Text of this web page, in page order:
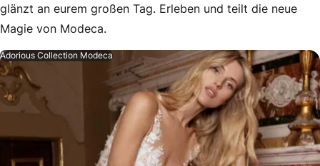
glänzt an eurem großen Tag. Erleben und teilt die neue
Magie von Modeca.
Adorious Collection Modeca